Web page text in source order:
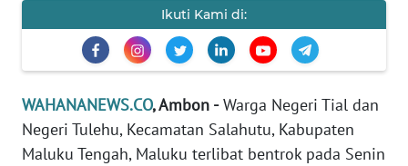
Ikuti Kami di:
WAHANANEWS.CO, Ambon -Warga Negeri Tial dan
Negeri Tulehu, Kecamatan Salahutu, Kabupaten
Maluku Tengah, Maluku terlibat bentrok pada Senin
Informasi